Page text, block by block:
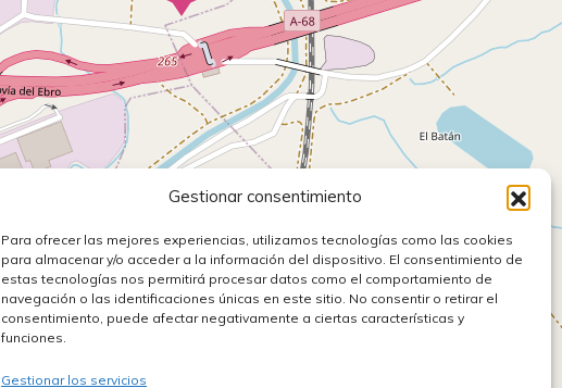
Gestionar consentimiento
Para ofrecer las mejores experiencias, utilizamos tecnologías como las cookies
para almacenar y/o acceder a la información del dispositivo. El consentimiento de
estas tecnologías nos permitirá procesar datos como el comportamiento de
navegación o las identificaciones únicas en este sitio. No consentir o retirar el
consentimiento, puede afectar negativamente a ciertas características y
funciones.
Gestionar los servicios